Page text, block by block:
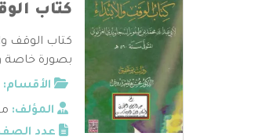
كتاب
كتاب الوقف
بصورة خاصة
الأقسام:
المؤلف:
عدد